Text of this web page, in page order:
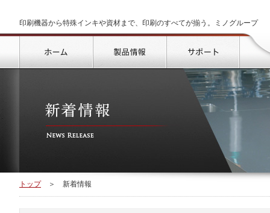
印刷機器から特殊インキや資材まで、印刷のすべてが揃う。ミノグループ
トップ
製品情報 サポート
トップ ＞ 新着情報